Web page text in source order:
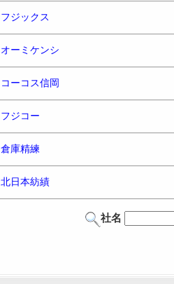
フジックス
オーミケンシ
コーコス信岡
フジコー
倉庫精練
北日本紡績
社名